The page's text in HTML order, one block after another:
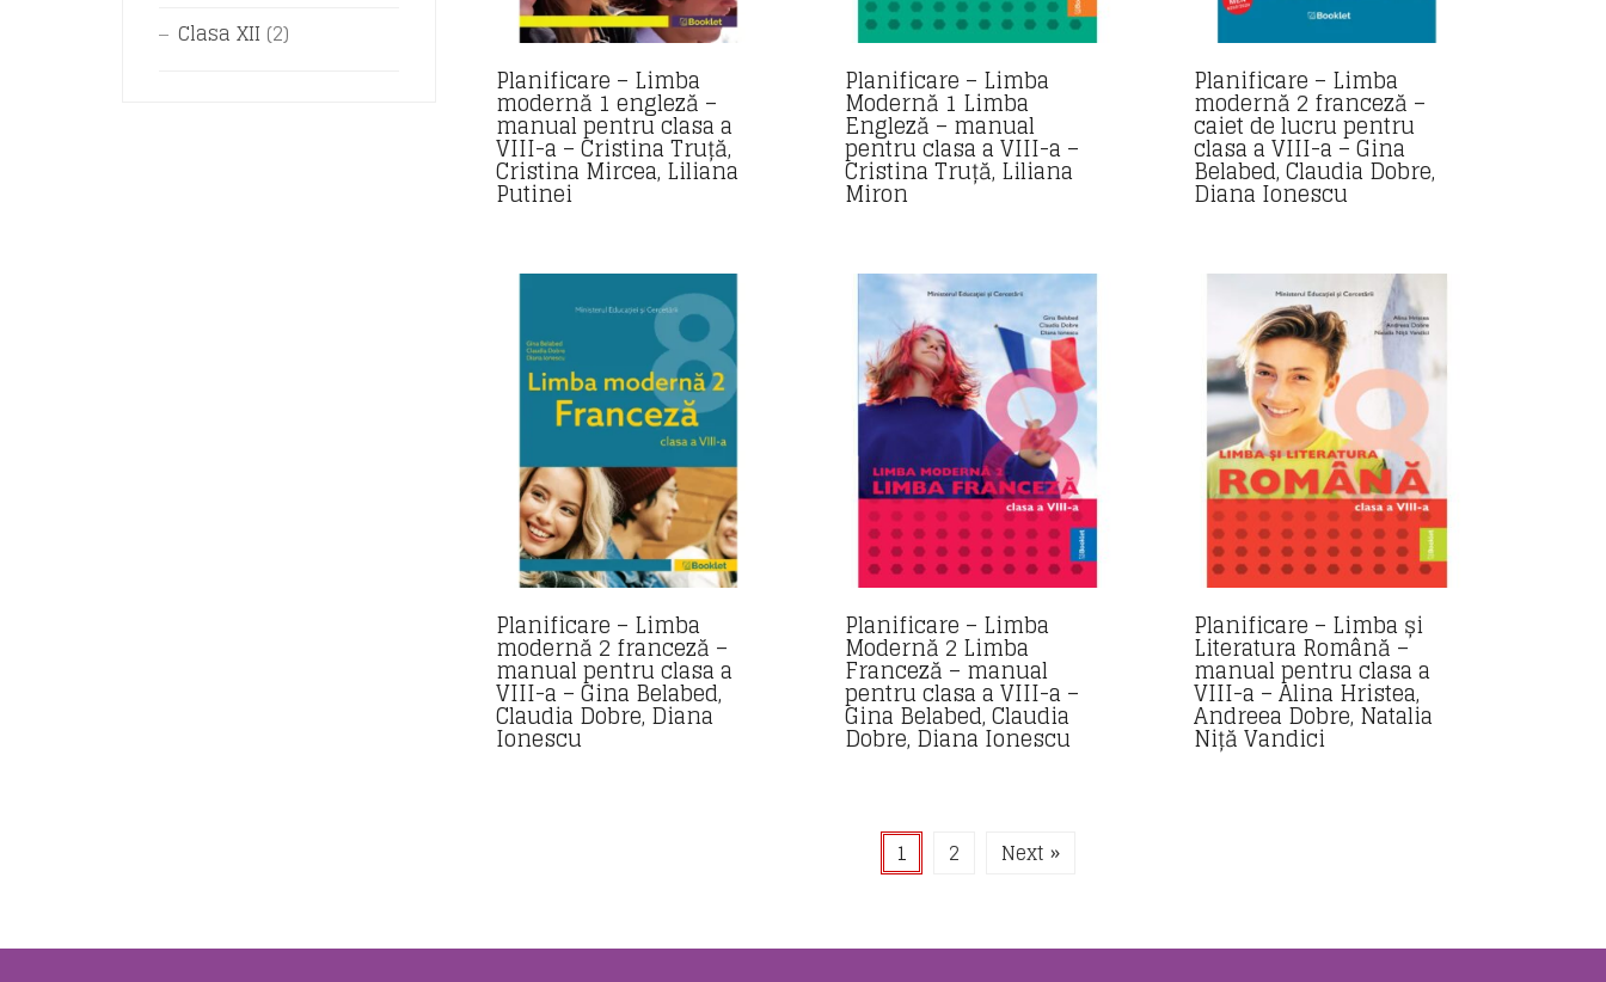
Planificare – Limba
modernă 1 engleză –
manual pentru clasa a
VIII-a – Cristina Truță,
Cristina Mircea, Liliana
Putinei
Planificare – Limba
Modernă 1 Limba
Engleză – manual
pentru clasa a VIII-a –
Cristina Truță, Liliana
Miron
Planificare – Limba
modernă 2 franceză –
caiet de lucru pentru
clasa a VIII-a – Gina
Belabed, Claudia Dobre,
Diana Ionescu
Planificare – Limba
modernă 2 franceză –
manual pentru clasa a
VIII-a – Gina Belabed,
Claudia Dobre, Diana
Ionescu
Planificare – Limba
Modernă 2 Limba
Franceză – manual
pentru clasa a VIII-a –
Gina Belabed, Claudia
Dobre, Diana Ionescu
Planificare – Limba și
Literatura Română –
manual pentru clasa a
VIII-a – Alina Hristea,
Andreea Dobre, Natalia
Niță Vandici
1 2 Next »
Clasa XII (2)